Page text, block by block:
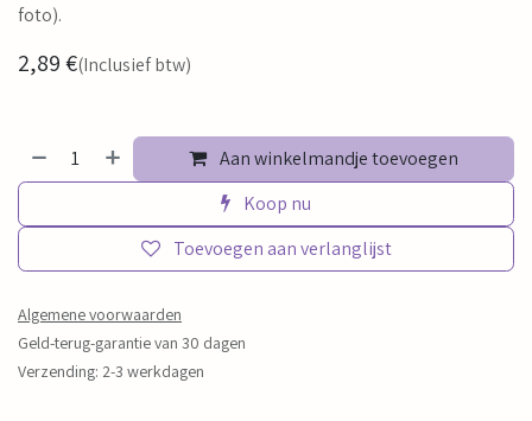
foto).
2,89€(Inclusief btw)
Aan winkelmandje toevoegen
Koop nu
Toevoegen aan verlanglijst
Algemene voorwaarden
Geld-terug-garantie van 30 dagen
Verzending: 2-3 werkdagen